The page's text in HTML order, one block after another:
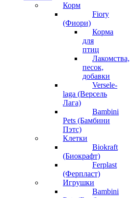
Корм
Fiory
(Фиори)
Корма
для
птиц
Лакомства,
песок,
добавки
Versele-
laga (Версель
Лага)
Bambini
Pets (Бамбини
Пэтс)
Клетки
Biokraft
(Биокрафт)
Ferplast
(Ферпласт)
Игрушки
Bambini